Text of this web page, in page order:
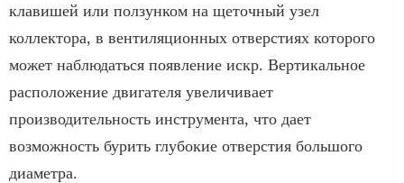
клавишей или ползунком на щеточный узел
коллектора, в вентиляционных отверстиях которого
может наблюдаться появление искр. Вертикальное
расположение двигателя увеличивает
производительность инструмента, что дает
возможность бурить глубокие отверстия большого
диаметра.